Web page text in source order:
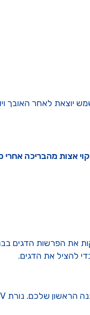
יוצאת לאחר האובך
אצות מהבריכה
את הפרשות הדגים
להציל את הדגים.